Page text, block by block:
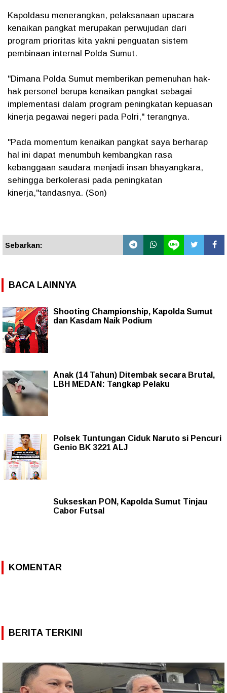
Kapoldasu menerangkan, pelaksanaan upacara
kenaikan pangkat merupakan perwujudan dari
program prioritas kita yakni penguatan sistem
pembinaan internal Polda Sumut.
"Dimana Polda Sumut memberikan pemenuhan hak-
hak personel berupa kenaikan pangkat sebagai
implementasi dalam program peningkatan kepuasan
kinerja pegawai negeri pada Polri," terangnya.
"Pada momentum kenaikan pangkat saya berharap
hal ini dapat menumbuh kembangkan rasa
kebanggaan saudara menjadi insan bhayangkara,
sehingga berkolerasi pada peningkatan
kinerja,"tandasnya. (Son)
Sebarkan:
BACA LAINNYA
Shooting Championship, Kapolda Sumut
dan Kasdam Naik Podium
Anak (14 Tahun) Ditembak secara Brutal,
LBH MEDAN: Tangkap Pelaku
Polsek Tuntungan Ciduk Naruto si Pencuri
Genio BK 3221 ALJ
Sukseskan PON, Kapolda Sumut Tinjau
Cabor Futsal
KOMENTAR
BERITA TERKINI